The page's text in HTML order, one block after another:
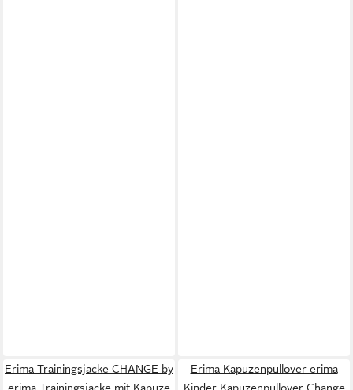
Erima Trainingsjacke CHANGE by
erima Trainingsjacke mit Kapuze
Erima Kapuzenpullover erima
Kinder Kapuzenpullover Change